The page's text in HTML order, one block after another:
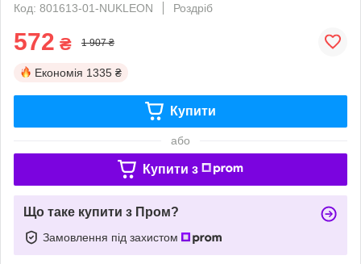
Код: 801613-01-NUKLEON
Роздріб
572 ₴ 1 907 ₴
Економія 1335 ₴
Купити
або
Купити з
Що таке купити з Пром?
Замовлення під захистом